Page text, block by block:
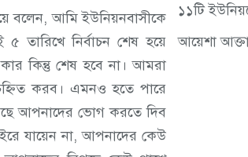
বলেন, আমি ইউনিয়নবাসীকে
৫ তারিখে নির্বাচন শেষ হয়ে
কিন্তু শেষ হবে না। আমরা
করব। এমনও হতে পারে
আপনাদের ভোগ করতে দিব
যায়েন না, আপনাদের কেউ
১১টি
আয়েশা